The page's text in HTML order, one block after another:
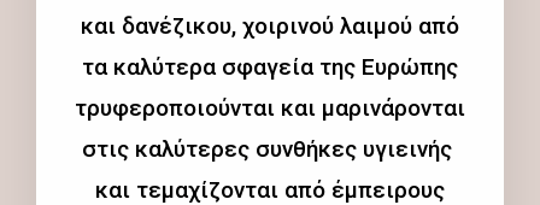
και δανέζικου, χοιρινού λαιμού από
τα καλύτερα σφαγεία της Ευρώπης
τρυφεροποιούνται και μαρινάρονται
στις καλύτερες συνθήκες υγιεινής
και τεμαχίζονται από έμπειρους